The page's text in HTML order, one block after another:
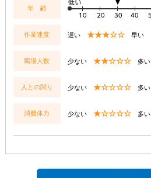
年 齢
作業速度 遅い ★★★☆☆早い
職場人数 少ない ★★☆☆☆多い
人との関り 少ない ★☆☆☆☆多い
消費体力 少ない ★☆☆☆☆多い